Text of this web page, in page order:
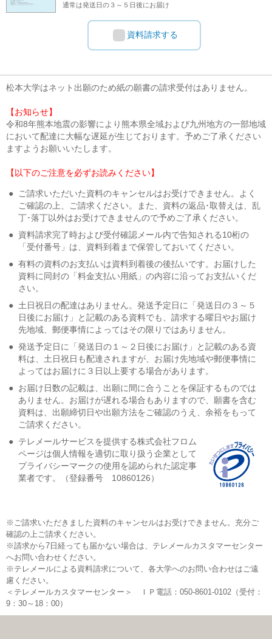
通常は発送日の３～５日後にお届け
資料請求する
松本大学はネット出願のため紙の願書の請求受付はありません。
【お知らせ】
令和8年熊本地震の影響により熊本県全域および九州地方の一部地域
において配達に大幅な遅延が生じております。予めご了承ください
ますようお願いいたします。
【以下のご注意を必ずお読みください】
●
ご請求いただいた資料のキャンセルはお受けできません。よく
ご確認の上、ご請求ください。また、資料の返品･取替えは、乱
丁･落丁以外はお受けできませんので予めご了承ください。
● 資料請求完了時および受付確認メール内で告知される10桁の
「受付番号」は、資料到着まで保管しておいてください。
● 有料の資料のお支払いは資料到着後の後払いです。お届けした
資料に同封の「料金支払い用紙」の内容に沿ってお支払いくだ
さい。
● 土日祝日の配達はありません。発送予定日に「発送日の３～５
日後にお届け」と記載のある資料でも、請求する曜日やお届け
先地域、郵便事情によってはその限りではありません。
● 発送予定日に「発送日の１～２日後にお届け」と記載のある資
料は、土日祝日も配達されますが、お届け先地域や郵便事情に
よってはお届けに３日以上要する場合があります。
● お届け日数の記載は、出願に間に合うことを保証するものでは
ありません。お届けが遅れる場合もありますので、願書を含む
資料は、出願締切日や出願方法をご確認のうえ、余裕をもって
ご請求ください。
● テレメールサービスを提供する株式会社フロム
ページは個人情報を適切に取り扱う企業として
プライバシーマークの使用を認められた認定事
業者です。（登録番号 10860126）
※ご請求いただきました資料のキャンセルはお受けできません。充分ご
確認の上ご請求ください。
※請求から7日経っても届かない場合は、テレメールカスタマーセンター
へお問い合わせください。
※テレメールによる資料請求について、各大学へのお問い合わせはご遠
慮ください。
＜テレメールカスタマーセンター＞ ＩＰ電話：050-8601-0102（受付：
9：30～18：00）